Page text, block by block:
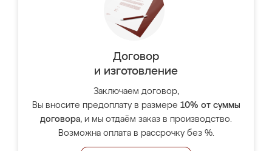
Договор
и изготовление
Заключаем договор,
Вы вносите предоплату в размере 10% от суммы
договора, и мы отдаём заказ в производство.
Возможна оплата в рассрочку без %.